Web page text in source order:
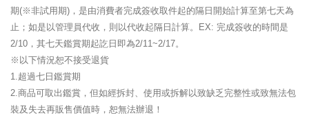
期(※非試用期)，是由消費者完成簽收取件起的隔日開始計算至第七天為
止；如是以管理員代收，則以代收起隔日計算。EX: 完成簽收的時間是
2/10，其七天鑑賞期起訖日即為2/11~2/17。
※以下情況恕不接受退貨
1.超過七日鑑賞期
2.商品可取出鑑賞，但如經拆封、使用或拆解以致缺乏完整性或致無法包
裝及失去再販售價值時，恕無法辦退！